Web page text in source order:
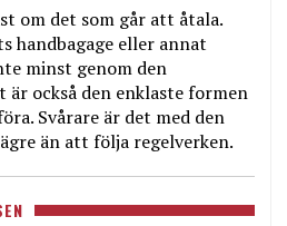
om det som går att åtala.
handbagage eller annat
minst genom den
också den enklaste formen
Svårare är det med den
än att följa regelverken.